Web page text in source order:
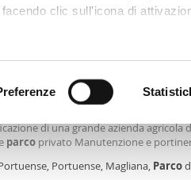
clic sull'icona di
scansionandolo
elaborati i tuoi dati personali e
il tuo consenso in
con terrazzo Portuense,
di una grande azienda agricola
parco privato Manutenzione e
Portuense, Magliana, Parco